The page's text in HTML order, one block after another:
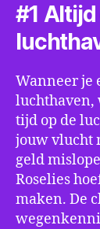
#1
Wanneer je
luchthaven,
tijd op de
jouw vlucht
geld
Roselies
maken. De